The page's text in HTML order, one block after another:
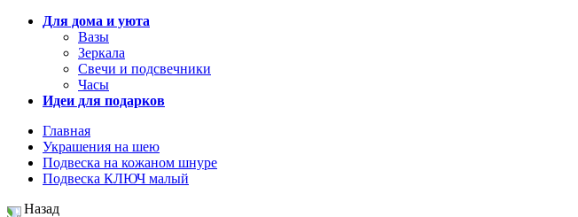
Для дома и уюта
Вазы
Зеркала
Свечи и подсвечники
Часы
Идеи для подарков
Главная
Украшения на шею
Подвеска на кожаном шнуре
Подвеска КЛЮЧ малый
Назад